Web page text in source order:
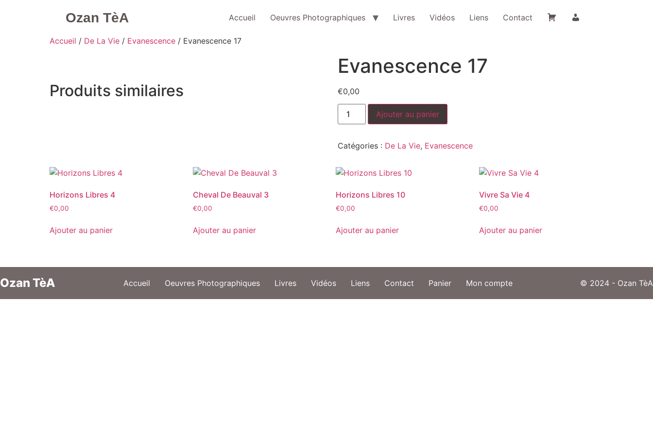
Ozan TèA Accueil Oeuvres Photographiques Livres Vidéos Liens Contact Panier
Accueil / De La Vie / Evanescence / Evanescence 17
Evanescence 17
€0,00
Ajouter au panier
Catégories : De La Vie, Evanescence
Produits similaires
Horizons Libres 4
€0,00
Ajouter au panier
Cheval De Beauval 3
€0,00
Ajouter au panier
Horizons Libres 10
€0,00
Ajouter au panier
Vivre Sa Vie 4
€0,00
Ajouter au panier
Ozan TèA Accueil Oeuvres Photographiques Livres Vidéos Liens Contact Panier Mon compte © 2024 - Ozan TèA